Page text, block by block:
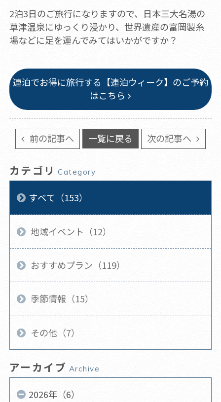
2泊3日のご旅行になりますので、日本三大名湯の
草津温泉にゆっくり浸かり、世界遺産の富岡製糸
場などに足を運んでみてはいかがですか？
連泊でお得に旅行する【連泊ウィーク】のご予約
はこちら
前の記事へ 一覧に戻る 次の記事へ
カテゴリ Category
すべて（153）
地域イベント（12）
おすすめプラン（119）
季節情報（15）
その他（7）
アーカイブ Archive
2026年（6）